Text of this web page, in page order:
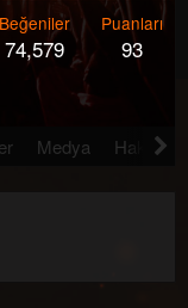
Beğeniler
74,579
Puanları
93
Medya Hakkında